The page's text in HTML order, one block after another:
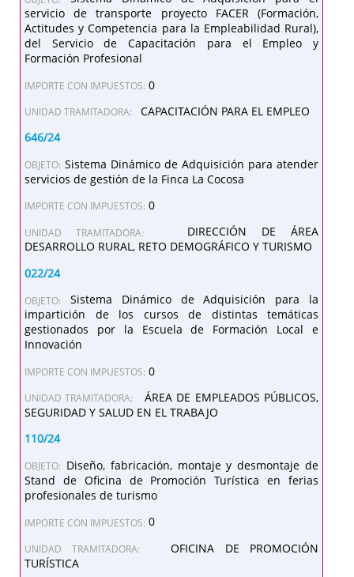
servicio de transporte proyecto FACER (Formación,
Actitudes y Competencia para la Empleabilidad Rural),
del Servicio de Capacitación para el Empleo y
Formación Profesional
IMPORTE CON IMPUESTOS: 0
UNIDAD TRAMITADORA:
CAPACITACIÓN PARA EL EMPLEO
646/24
OBJETO: Sistema Dinámico de Adquisición para atender
servicios de gestión de la Finca La Cocosa
IMPORTE CON IMPUESTOS: 0
UNIDAD TRAMITADORA:
DIRECCIÓN DE ÁREA
DESARROLLO RURAL, RETO DEMOGRÁFICO Y TURISMO
022/24
OBJETO:
Sistema Dinámico de Adquisición para la
impartición de los cursos de distintas temáticas
gestionados por la Escuela de Formación Local e
Innovación
IMPORTE CON IMPUESTOS: 0
UNIDAD TRAMITADORA:
ÁREA DE EMPLEADOS PÚBLICOS,
SEGURIDAD Y SALUD EN EL TRABAJO
110/24
OBJETO: Diseño, fabricación, montaje y desmontaje de
Stand de Oficina de Promoción Turística en ferias
profesionales de turismo
IMPORTE CON IMPUESTOS: 0
UNIDAD TRAMITADORA:
OFICINA DE PROMOCIÓN
TURÍSTICA